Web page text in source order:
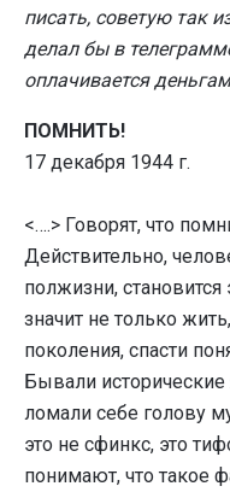
писать, советую так
делал бы в
оплачивается
ПОМНИТЬ!
17 декабря 1944 г.
<….> Говорят, что
Действительно,
полжизни,
значит не только
поколения, спасти
Бывали
ломали себе голову
это не сфинкс, это
понимают, что такое